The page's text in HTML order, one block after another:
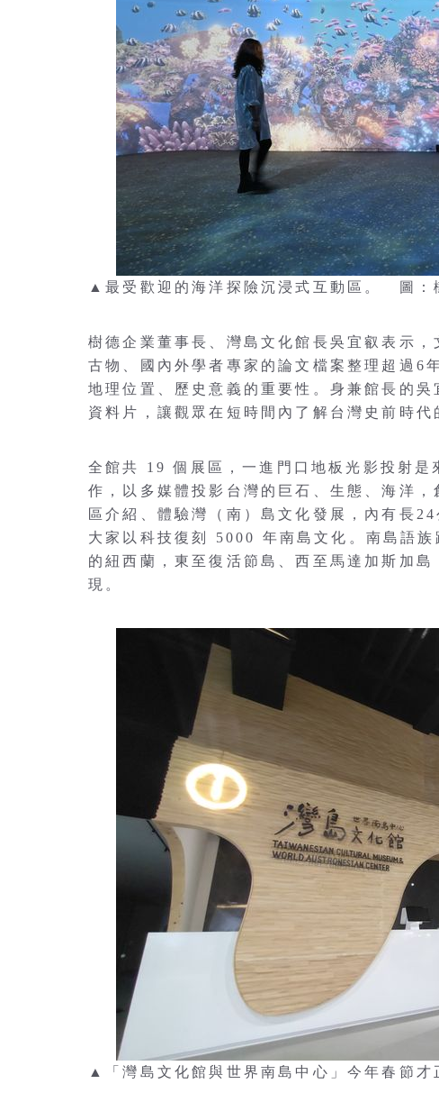
▲最受歡迎的海洋探險沉浸式互動區。 圖：
樹德企業董事長、灣島文化館長吳宜叡表示
古物、國內外學者專家的論文檔案整理超過6
地理位置、歷史意義的重要性。身兼館長的
資料片，讓觀眾在短時間內了解台灣史前時
全館共 19 個展區，一進門口地板光影投射
作，以多媒體投影台灣的巨石、生態、海洋
區介紹、體驗灣（南）島文化發展，內有長
大家以科技復刻 5000 年南島文化。南島語
的紐西蘭，東至復活節島、西至馬達加斯加
現。
▲「灣島文化館與世界南島中心」今年春節